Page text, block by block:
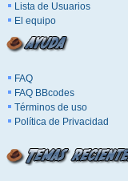
Lista de Usuarios
El equipo
FAQ
FAQ BBcodes
Términos de uso
Política de Privacidad